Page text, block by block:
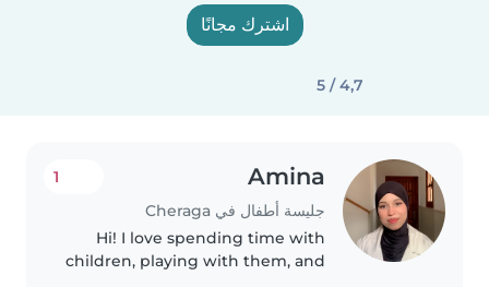
اشترك مجانًا
4,7 / 5
Amina
جليسة أطفال في Cheraga
1
Hi! I love spending time with
children, playing with them, and